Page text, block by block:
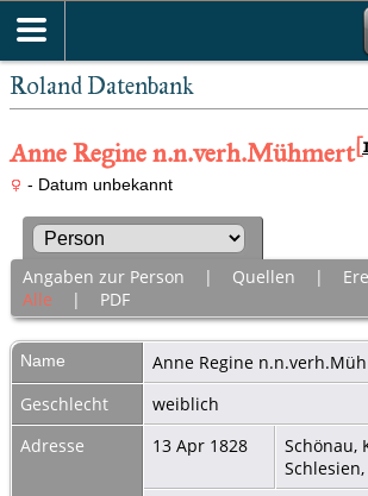
Roland Datenbank
Anne Regine n.n.verh.Mühmert[
- Datum unbekannt
Angaben zur Person | Quellen |
Alle | PDF
Name Anne Regine
Geschlecht
weiblich
Adresse
13 Apr 1828
Schönau,